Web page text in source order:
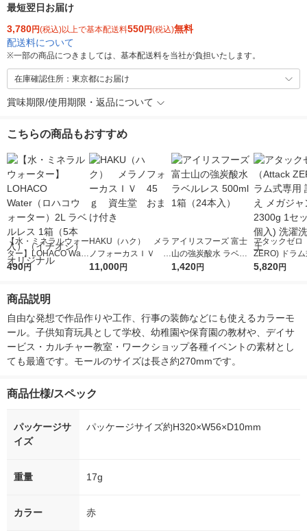
最短翌日お届け
3,780円(税込)以上で基本配送料550円(税込)無料
配送料について
※一部の商品につきましては、基本配送料を当社が負担いたします。
在庫確認住所：東京都にお届け
賞味期限/使用期限・返品について
こちらの商品もおすすめ
【水・ミネラルウォー
ター】LOHACO Wate
r（ロハコウォータ
シ） オリジナル
490円
HAKU（ハク） メラ
ノフォーカスＩＶ 4
5ｇ 資生堂 おまけ
11,000円
アイリスフーズ 富士
山の強炭酸水 ラベル
レス 500ml 1箱（24
1,420円
アタックゼロ
ZERO) ドラ
詰め替え メガ
5,820円
商品説明
自由な発想で作品作りや工作、行事の装飾などにも使えるカラーモ
ール。子供知育玩具として学校、幼稚園や保育園の教材や、デイサ
ービス・カルチャー教室・ワークショップ各種イベントの素材とし
ても最適です。モールのサイズは長さ約270mmです。
商品仕様/スペック
パッケージサ
イズ
パッケージサイズ約H320×W56×D10mm
重量 17g
カラー 赤